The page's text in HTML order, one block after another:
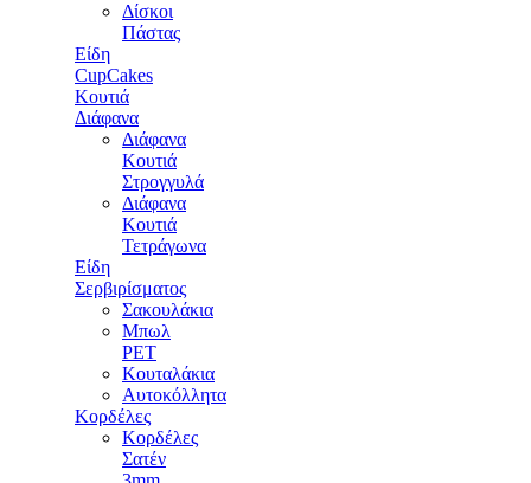
Δίσκοι
Πάστας
Είδη
CupCakes
Κουτιά
Διάφανα
Διάφανα
Κουτιά
Στρογγυλά
Διάφανα
Κουτιά
Τετράγωνα
Είδη
Σερβιρίσματος
Σακουλάκια
Μπωλ
PET
Κουταλάκια
Αυτοκόλλητα
Κορδέλες
Κορδέλες
Σατέν